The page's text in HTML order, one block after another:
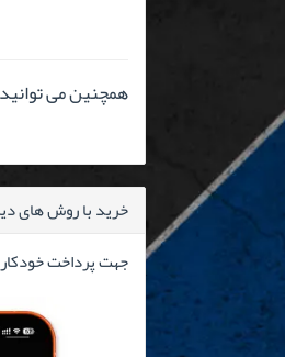
همچنین می
خرید با روش های
جهت پرداخت